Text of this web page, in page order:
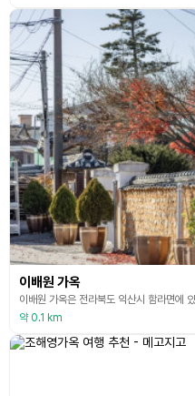
이배원 가옥
약 0.1 km